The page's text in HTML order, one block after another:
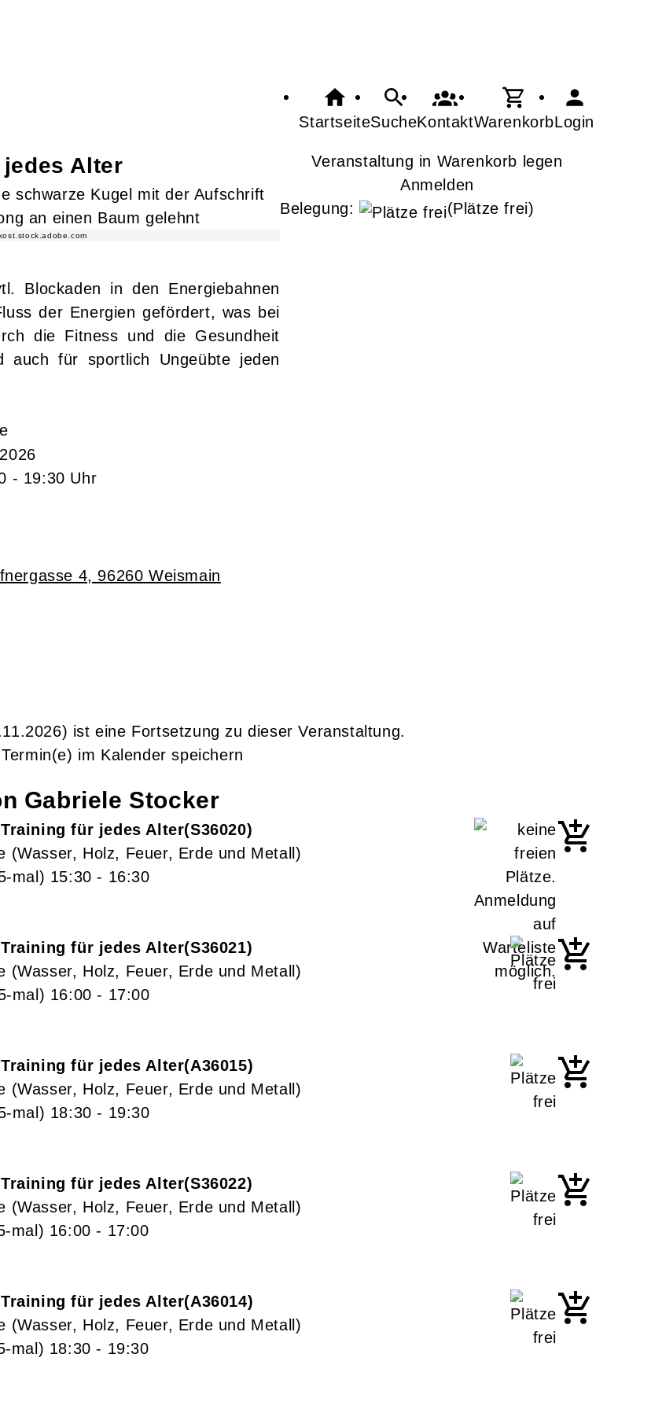
StartseiteSucheKontaktWarenkorbLogin
Alter
Blockaden in den Energiebahnen
der Energien gefördert, was bei
die Fitness und die Gesundheit
für sportlich Ungeübte jeden
- 19:30 Uhr
4, 96260 Weismain
Veranstaltung in Warenkorb legen
Anmelden
Belegung:
(Plätze frei)
ist eine Fortsetzung zudieser Veranstaltung.
Termin(e) im Kalender speichern
Gabriele Stocker
für jedes Alter S36020
(Wasser, Holz, Feuer, Erde und Metall)
mal) 15:30 - 16:30
für jedes Alter S36021
(Wasser, Holz, Feuer, Erde und Metall)
mal) 16:00 - 17:00
für jedes Alter A36015
(Wasser, Holz, Feuer, Erde und Metall)
mal) 18:30 - 19:30
für jedes Alter S36022
(Wasser, Holz, Feuer, Erde und Metall)
mal) 16:00 - 17:00
für jedes Alter A36014
(Wasser, Holz, Feuer, Erde und Metall)
mal) 18:30 - 19:30